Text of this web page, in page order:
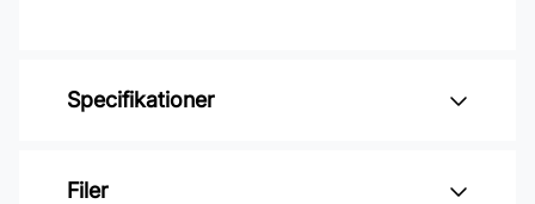
Specifikationer
Penselbredd: 75 mm
Filer